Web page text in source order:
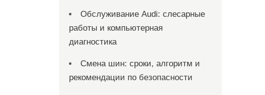
Обслуживание Audi: слесарные
работы и компьютерная
диагностика
Смена шин: сроки, алгоритм и
рекомендации по безопасности